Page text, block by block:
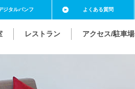
レストラン アクセス/駐車場
よくある質問
ジタルパンフ